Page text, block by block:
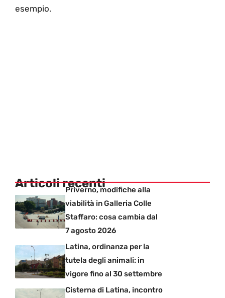
esempio.
Articoli recentiPriverno, modifiche alla
viabilità in Galleria Colle
Staffaro: cosa cambia dal
7 agosto 2026
Latina, ordinanza per la
tutela degli animali: in
vigore fino al 30 settembre
Cisterna di Latina, incontro